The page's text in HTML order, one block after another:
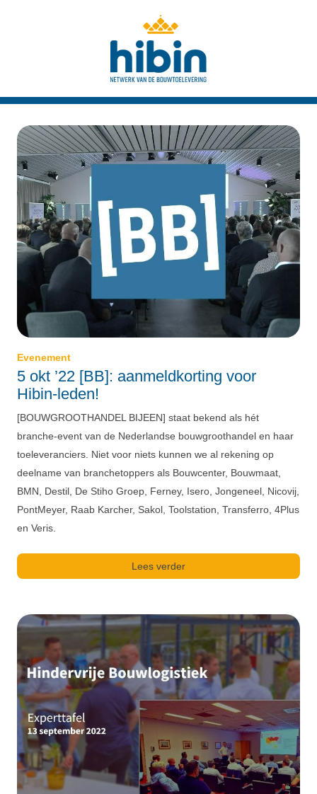
Evenement
5 okt ’22 [BB]: aanmeldkorting voor
Hibin-leden!
[BOUWGROOTHANDEL BIJEEN] staat bekend als hét
branche-event van de Nederlandse bouwgroothandel en haar
toeleveranciers. Niet voor niets kunnen we al rekening op
deelname van branchetoppers als Bouwcenter, Bouwmaat,
BMN, Destil, De Stiho Groep, Ferney, Isero, Jongeneel, Nicovij,
PontMeyer, Raab Karcher, Sakol, Toolstation, Transferro, 4Plus
en Veris.
Lees verder